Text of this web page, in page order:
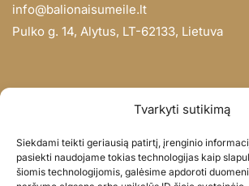
Tvarkyti sutikimą
Siekdami teikti geriausią patirtį, įrenginio
pasiekti naudojame tokias technologijas kaip
šiomis technologijomis, galėsime apdoroti
info@balionaisumeile.lt
Pulko g. 14, Alytus, LT-62133, Lietuva
Didmena
Darbų portfolio